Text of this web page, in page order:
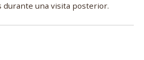
durante una visita posterior.